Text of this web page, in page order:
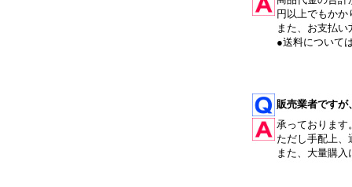
円以上でもかか
また、お支払
●送料について
販売業者ですが
承っております
ただし手配上
また、大量購